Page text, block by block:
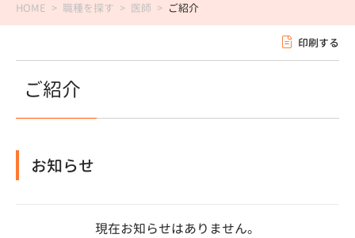
HOME > 職種を探す > 医師 > ご紹介
印刷する
ご紹介
お知らせ
現在お知らせはありません。